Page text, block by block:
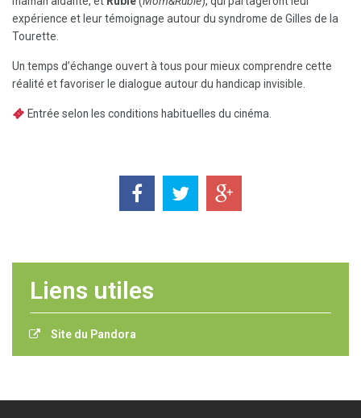
expérience et leur témoignage autour du syndrome de Gilles de la
Tourette.
Un temps d’échange ouvert à tous pour mieux comprendre cette
réalité et favoriser le dialogue autour du handicap invisible.
Entrée selon les conditions habituelles du cinéma.
Liens utiles
Site du Pandora